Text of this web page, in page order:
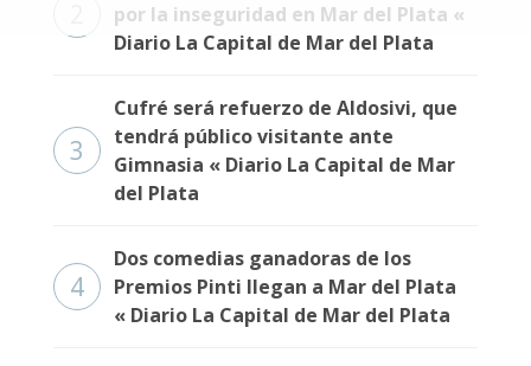
por la inseguridad en Mar del Plata «
Diario La Capital de Mar del Plata
3
Cufré será refuerzo de Aldosivi, que
tendrá público visitante ante
Gimnasia « Diario La Capital de Mar
del Plata
4
Dos comedias ganadoras de los
Premios Pinti llegan a Mar del Plata
« Diario La Capital de Mar del Plata